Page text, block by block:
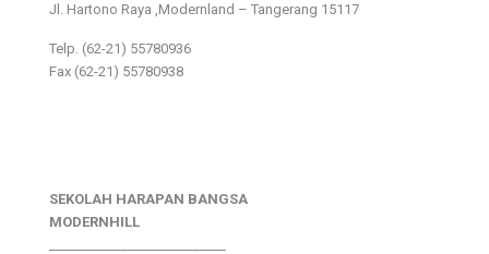
Jl. Hartono Raya ,Modernland – Tangerang 15117
Telp. (62-21) 55780936
Fax (62-21) 55780938
SEKOLAH HARAPAN BANGSA
MODERNHILL